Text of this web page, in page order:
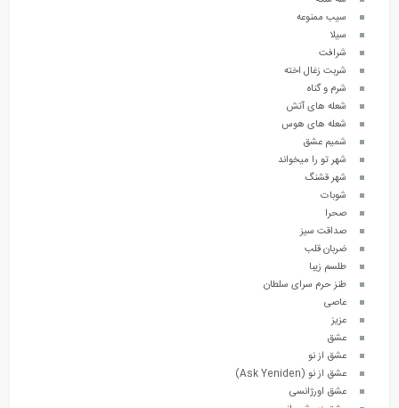
سیب ممنوعه
سیلا
شرافت
شربت زغال اخته
شرم و گناه
شعله های آتش
شعله های هوس
شمیم عشق
شهر تو را میخواند
شهر قشنگ
شوبات
صحرا
صداقت سیز
ضربان قلب
طلسم زیبا
طنز حرم سرای سلطان
عاصی
عزیز
عشق
عشق از نو
عشق از نو (Ask Yeniden)
عشق اورژانسی